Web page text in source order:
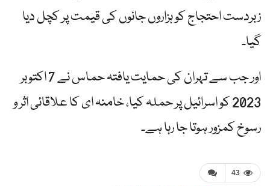
زبردست احتجاج کو ہزاروں جانوں کی قیمت پر کچل دیا
گیا۔
اور جب سے تہران کی حمایت یافتہ حماس نے 7 اکتوبر
2023 کو اسرائیل پر حملہ کیا، خامنہ ای کا علاقائی اثر و
رسوخ کمزور ہوتا جا رہا ہے۔
43